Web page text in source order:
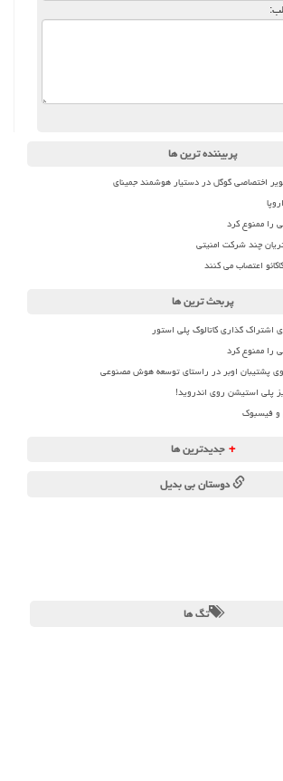
پربیننده ترین ها
اختصاصی گوگل در دستیار هوشمند جمینای
را ممنوع کرد
چند شرکت امنیتی
اعتصاب می کنند
پربحث ترین ها
اشتراک گذاری کاتالوگ پلی استور
را ممنوع کرد
پشتیبان اوبر در راستای توسعه هوش مصنوعی
پلی استیشن روی اندروید!
و فیسبوک
+ جدیدترین ها
دوستان بی بدیل
تگ ها